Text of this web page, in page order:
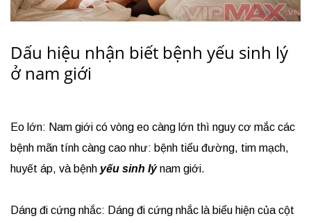
Dấu hiệu nhận biết bệnh yếu sinh lý
ở nam giới
Eo lớn: Nam giới có vòng eo càng lớn thì nguy cơ mắc các
bệnh mãn tính càng cao như: bệnh tiểu đường, tim mạch,
huyết áp, và bệnh yếu sinh lýnam giới.
Dáng đi cứng nhắc: Dáng đi cứng nhắc là biểu hiện của cột